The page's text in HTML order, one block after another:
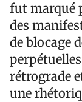
fut marqué
des
de blocage
rétrograde
une